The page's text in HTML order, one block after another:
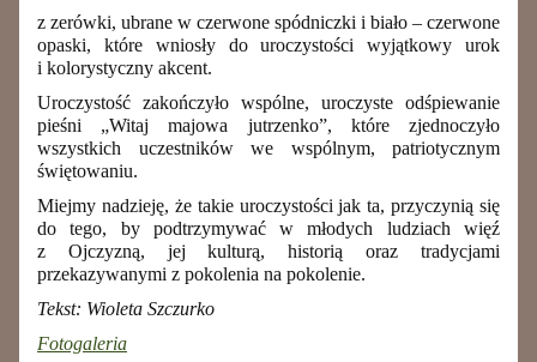
z zerówki, ubrane w czerwone spódniczki i biało – czerwone
opaski, które wniosły do uroczystości wyjątkowy urok
i kolorystyczny akcent.
Uroczystość zakończyło wspólne, uroczyste odśpiewanie
pieśni „Witaj majowa jutrzenko”, które zjednoczyło
wszystkich uczestników we wspólnym, patriotycznym
świętowaniu.
Miejmy nadzieję, że takie uroczystości jak ta, przyczynią się
do tego, by podtrzymywać w młodych ludziach więź
z Ojczyzną, jej kulturą, historią oraz tradycjami
przekazywanymi z pokolenia na pokolenie.
Tekst: Wioleta Szczurko
Fotogaleria